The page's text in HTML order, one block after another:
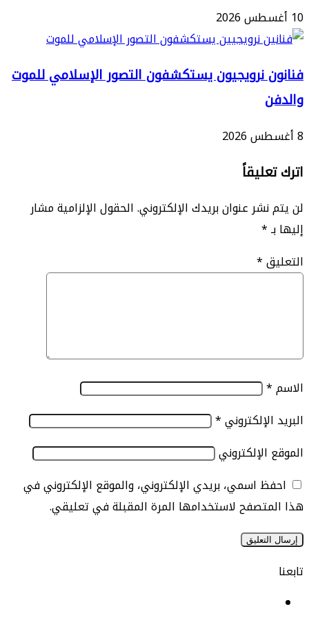
نرويجيون يستكشفون التصور الإسلامي للموت
عنوان بريدك الإلكتروني.الحقول الإلزامية مشار
*
*
*
اسمي، بريدي الإلكتروني، والموقع الإلكتروني في
لاستخدامها المرة المقبلة في تعليقي.